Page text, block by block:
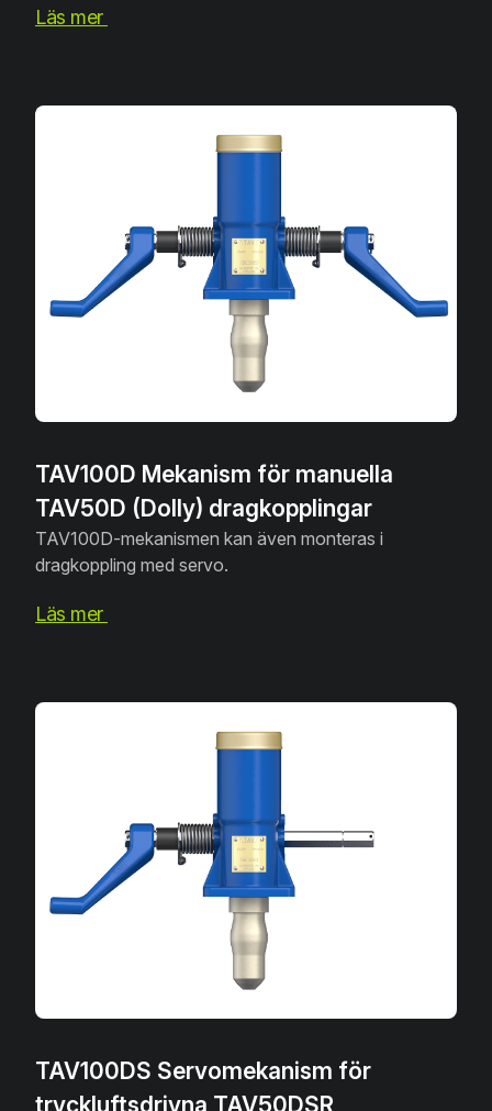
Läs mer
TAV100D Mekanism för manuella
TAV50D (Dolly) dragkopplingar
TAV100D-mekanismen kan även monteras i
dragkoppling med servo.
Läs mer
TAV100DS Servomekanism för
tryckluftsdrivna TAV50DSR